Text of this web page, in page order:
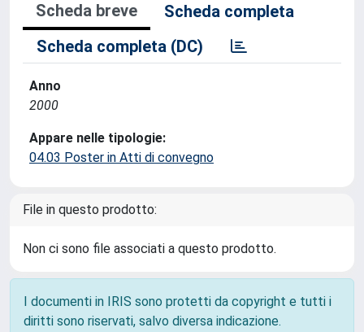
Scheda breve
Scheda completa
Scheda completa (DC)
Anno
2000
Appare nelle tipologie:
04.03 Poster in Atti di convegno
File in questo prodotto:
Non ci sono file associati a questo prodotto.
I documenti in IRIS sono protetti da copyright e tutti i
diritti sono riservati, salvo diversa indicazione.